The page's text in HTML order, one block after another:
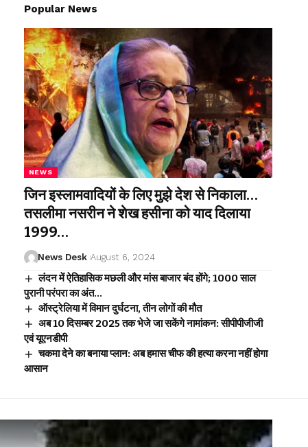
Popular News
NEWS
जिन इस्लामवादियों के लिए मुझे देश से निकाला…
तसलीमा नसरीन ने शेख हसीना को याद दिलाया
1999…
News Desk August 6, 2024
लंदन में ऐतिहासिक मछली और मांस बाजार बंद होंगे; 1000 साल
पुरानी परंपरा का अंत…
ऑस्ट्रेलिया में विमान दुर्घटना, तीन लोगों की मौत
अब 10 दिसम्बर 2025 तक भेजे जा सकेंगे नामांकन: सीपीपीजीजी
एवं यूएनडीपी
चकमा देने का बनाया प्लान: अब हमास चीफ की हत्या करना नहीं होगा
आसान